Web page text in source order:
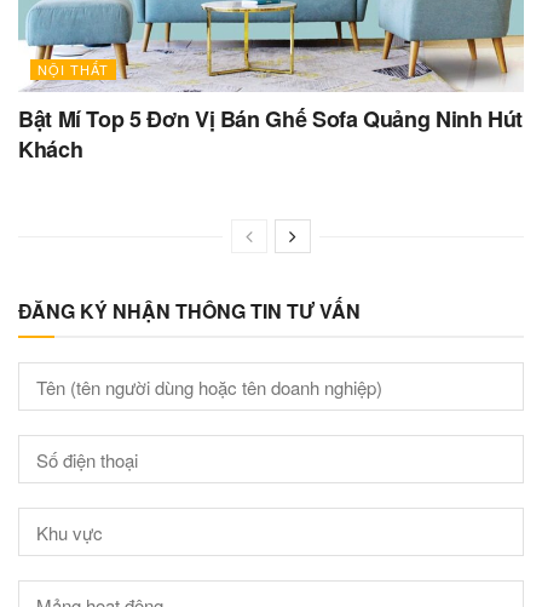
NỘI THẤT
Bật Mí Top 5 Đơn Vị Bán Ghế Sofa Quảng Ninh Hút
Khách
ĐĂNG KÝ NHẬN THÔNG TIN TƯ VẤN